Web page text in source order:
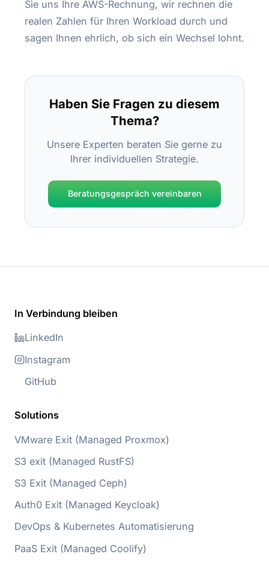
Sie uns Ihre AWS-Rechnung, wir rechnen die
realen Zahlen für Ihren Workload durch und
sagen Ihnen ehrlich, ob sich ein Wechsel lohnt.
Haben Sie Fragen zu diesem
Thema?
Unsere Experten beraten Sie gerne zu
Ihrer individuellen Strategie.
Beratungsgespräch vereinbaren
In Verbindung bleiben
LinkedIn
Instagram
GitHub
Solutions
VMware Exit (Managed Proxmox)
S3 exit (Managed RustFS)
S3 Exit (Managed Ceph)
Auth0 Exit (Managed Keycloak)
DevOps & Kubernetes Automatisierung
PaaS Exit (Managed Coolify)